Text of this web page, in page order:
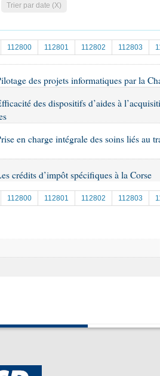
des lois
publics
Trier par date (X)
112800 112801 112802 112803
des projets informatiques par la
des dispositifs d’aides à
en charge intégrale des soins liés au
crédits d’impôt spécifiques à la Corse
112800 112801 112802 112803